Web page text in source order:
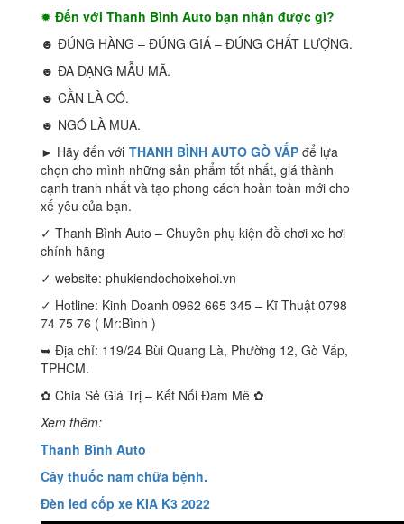
✹ Đến với Thanh Bình Auto bạn nhận được gì?
☻ ĐÚNG HÀNG – ĐÚNG GIÁ – ĐÚNG CHẤT LƯỢNG.
☻ ĐA DẠNG MẪU MÃ.
☻ CẦN LÀ CÓ.
☻ NGÓ LÀ MUA.
► Hãy đến với THANH BÌNH AUTO GÒ VẤP để lựa
chọn cho mình những sản phẩm tốt nhất, giá thành
cạnh tranh nhất và tạo phong cách hoàn toàn mới cho
xế yêu của bạn.
✓ Thanh Bình Auto – Chuyên phụ kiện đồ chơi xe hơi
chính hãng
✓ website: phukiendochoixehoi.vn
✓ Hotline: Kinh Doanh 0962 665 345 – Kĩ Thuật 0798
74 75 76 ( Mr:Bình )
➥ Địa chỉ: 119/24 Bùi Quang Là, Phường 12, Gò Vấp,
TPHCM.
✿ Chia Sẻ Giá Trị – Kết Nối Đam Mê ✿
Xem thêm:
Thanh Bình Auto
Cây thuốc nam chữa bệnh.
Đèn led cốp xe KIA K3 2022